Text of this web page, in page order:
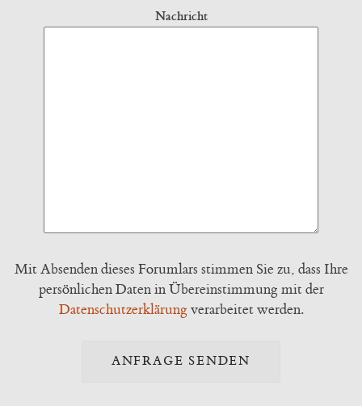
Nachricht
Mit Absenden dieses Forumlars stimmen Sie zu, dass Ihre
persönlichen Daten in Übereinstimmung mit der
Datenschutzerklärung verarbeitet werden.